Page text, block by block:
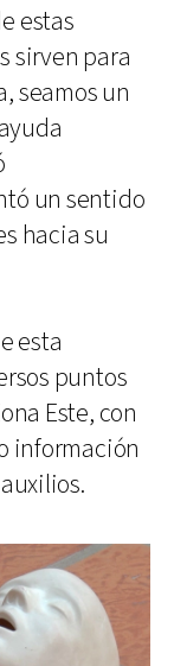
estas
sirven para
seamos un
un sentido
hacia su
esta
puntos
Este, con
información